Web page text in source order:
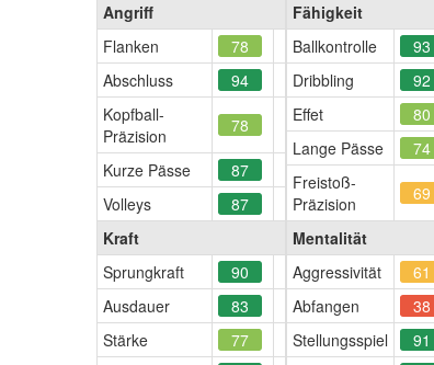
Angriff
Flanken
78
Abschluss
94
Kopfball-
Präzision
78
Kurze Pässe
87
Volleys
87
Kraft
Sprungkraft
90
Ausdauer
83
Stärke
77
Fähigkeit
Ballkontrolle
93
Dribbling
92
Effet
80
Lange Pässe
74
Freistoß-
Präzision
69
Mentalität
Aggressivität
61
Abfangen
38
Stellungsspiel
91